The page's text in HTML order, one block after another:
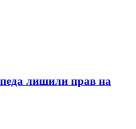
лишили прав на